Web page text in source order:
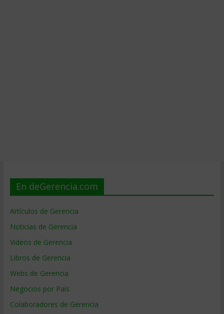
En deGerencia.com
Artículos de Gerencia
Noticias de Gerencia
Videos de Gerencia
Libros de Gerencia
Webs de Gerencia
Negocios por País
Colaboradores de Gerencia